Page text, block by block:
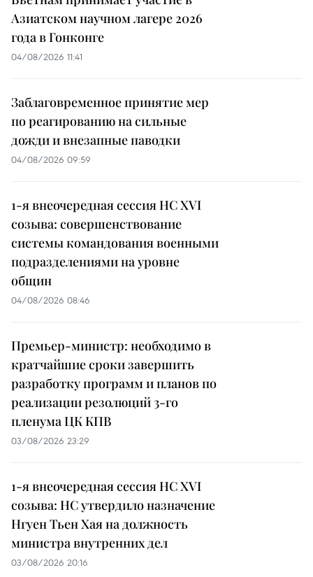
Азиатском научном лагере 2026
года в Гонконге
04/08/2026 11:41
Заблаговременное принятие мер
по реагированию на сильные
дожди и внезапные паводки
04/08/2026 09:59
1-я внеочередная сессия НС XVI
созыва: совершенствование
системы командования военными
подразделениями на уровне
общин
04/08/2026 08:46
Премьер-министр: необходимо в
кратчайшие сроки завершить
разработку программ и планов по
реализации резолюций 3-го
пленума ЦК КПВ
03/08/2026 23:29
1-я внеочередная сессия НС XVI
созыва: НС утвердило назначение
Нгуен Тьен Хая на должность
министра внутренних дел
03/08/2026 20:16